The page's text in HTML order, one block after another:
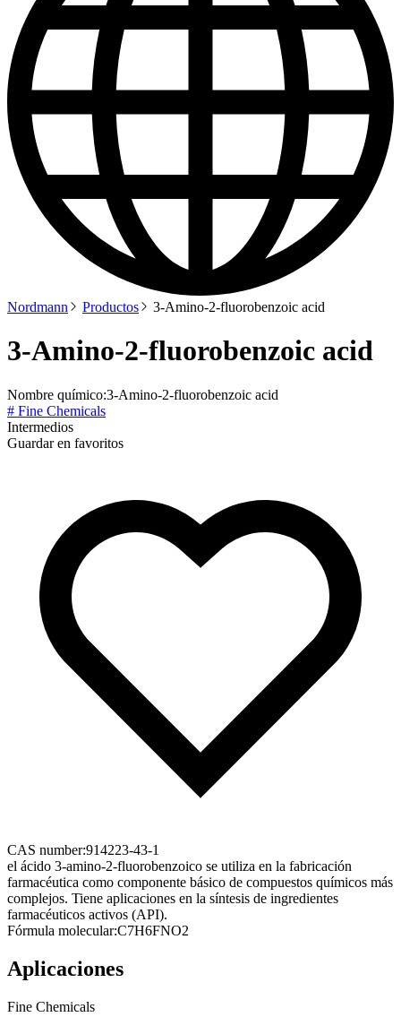
Nordmann Productos 3-Amino-2-fluorobenzoic acid
3-Amino-2-fluorobenzoic acid
Nombre químico:3-Amino-2-fluorobenzoic acid
# Fine Chemicals
Intermedios
Guardar en favoritos
CAS number:914223-43-1
el ácido 3-amino-2-fluorobenzoico se utiliza en la fabricación
farmacéutica como componente básico de compuestos químicos más
complejos. Tiene aplicaciones en la síntesis de ingredientes
farmacéuticos activos (API).
Fórmula molecular:C7H6FNO2
Aplicaciones
Fine Chemicals